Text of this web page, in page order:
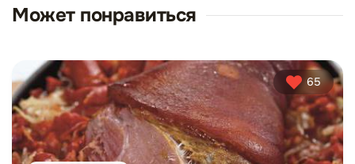
Может понравиться
65